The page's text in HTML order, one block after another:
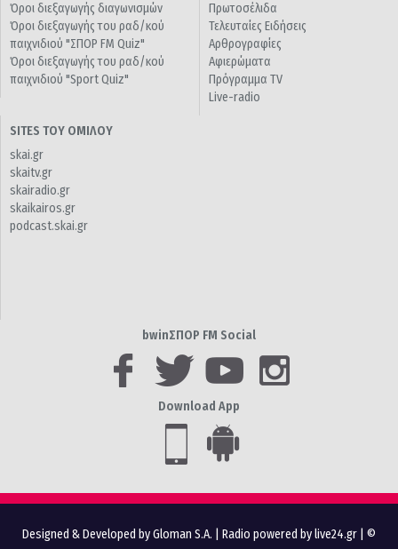
Όροι διεξαγωγής διαγωνισμών
Όροι διεξαγωγής του ραδ/κού
παιχνιδιού "ΣΠΟΡ FM Quiz"
Όροι διεξαγωγής του ραδ/κού
παιχνιδιού "Sport Quiz"
Πρωτοσέλιδα
Τελευταίες Ειδήσεις
Αρθρογραφίες
Αφιερώματα
Πρόγραμμα TV
Live-radio
SITES ΤΟΥ ΟΜΙΛΟΥ
skai.gr
skaitv.gr
skairadio.gr
skaikairos.gr
podcast.skai.gr
bwinΣΠΟΡ FM Social
Download App
Designed & Developed by Gloman S.A. Radio powered by live24.gr | ©